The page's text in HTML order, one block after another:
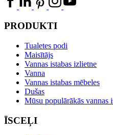
PRODUKTI
Tualetes podi
Maisītājs
Vannas istabas izlietne
Vanna
Vannas istabas mēbeles
Dušas
Mūsu populārākās vannas
ĪSCEĻI